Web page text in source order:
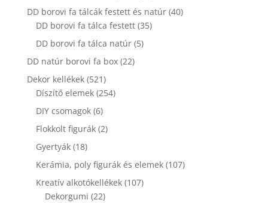
termék
DD borovi fa tálcák festett és natúr 4040
DD borovi fa tálca festett 3535
DD borovi fa tálca natúr 55
DD natúr borovi fa box 2222
Dekor kellékek 521521
termék
Díszítő elemek 254254
DIY csomagok 66
termék
Flokkolt figurák 22
Gyertyák 1818
termék
Kerámia, poly figurák és elemek 107107
Kreatív alkotókellékek 107107
Dekorgumi 2222